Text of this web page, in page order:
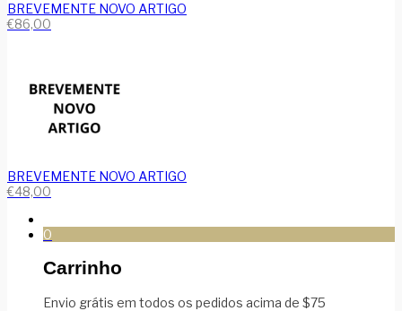
BREVEMENTE NOVO ARTIGO
€86,00
BREVEMENTE NOVO ARTIGO
€48,00
0
Carrinho
Envio grátis em todos os pedidos acima de $75